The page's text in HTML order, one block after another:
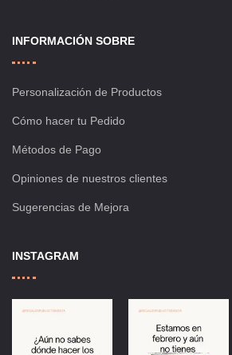
INFORMACIÓN SOBRE
Personalización de Productos
Cómo hacer tu Pedido
Métodos de Pago
Opiniones de nuestros clientes
Sugerencias de Mejora
INSTAGRAM